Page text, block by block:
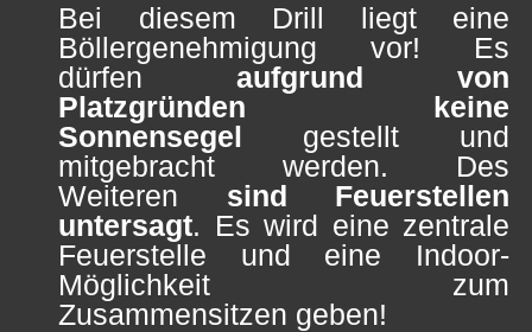
Bei diesem Drill liegt eine
Böllergenehmigung vor! Es
dürfen aufgrund von
Platzgründen keine
Sonnensegel gestellt und
mitgebracht werden. Des
Weiteren sind Feuerstellen
untersagt. Es wird eine zentrale
Feuerstelle und eine Indoor-
Möglichkeit zum
Zusammensitzen geben!